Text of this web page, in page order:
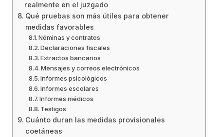
realmente en el juzgado
Qué pruebas son más útiles para obtener
medidas favorables
Nóminas y contratos
Declaraciones fiscales
Extractos bancarios
Mensajes y correos electrónicos
Informes psicológicos
Informes escolares
Informes médicos
Testigos
Cuánto duran las medidas provisionales
coetáneas